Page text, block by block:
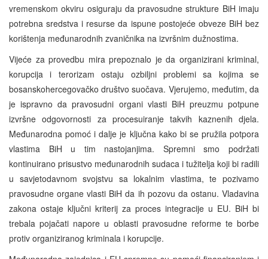
vremenskom okviru osiguraju da pravosudne strukture BiH imaju
potrebna sredstva i resurse da ispune postojeće obveze BiH bez
korištenja međunarodnih zvaničnika na izvršnim dužnostima.
Vijeće za provedbu mira prepoznalo je da organizirani kriminal,
korupcija i terorizam ostaju ozbiljni problemi sa kojima se
bosanskohercegovačko društvo suočava. Vjerujemo, međutim, da
je ispravno da pravosudni organi vlasti BiH preuzmu potpune
izvršne odgovornosti za procesuiranje takvih kaznenih djela.
Međunarodna pomoć i dalje je ključna kako bi se pružila potpora
vlastima BiH u tim nastojanjima. Spremni smo podržati
kontinuirano prisustvo međunarodnih sudaca i tužitelja koji bi radili
u savjetodavnom svojstvu sa lokalnim vlastima, te pozivamo
pravosudne organe vlasti BiH da ih pozovu da ostanu. Vladavina
zakona ostaje ključni kriterij za proces integracije u EU. BiH bi
trebala pojačati napore u oblasti pravosudne reforme te borbe
protiv organiziranog kriminala i korupcije.